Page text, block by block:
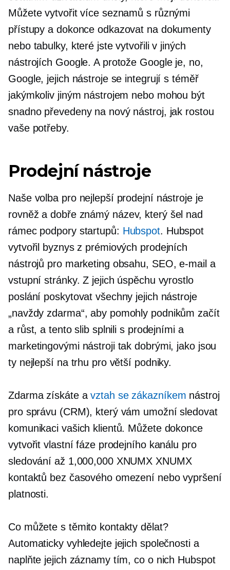
Můžete vytvořit více seznamů s různými
přístupy a dokonce odkazovat na dokumenty
nebo tabulky, které jste vytvořili v jiných
nástrojích Google. A protože Google je, no,
Google, jejich nástroje se integrují s téměř
jakýmkoliv jiným nástrojem nebo mohou být
snadno převedeny na nový nástroj, jak rostou
vaše potřeby.
Prodejní nástroje
Naše volba pro nejlepší prodejní nástroje je
rovněž adobře známý název, který šel nad
rámec podpory startupů: Hubspot. Hubspot
vytvořil byznys z prémiových prodejních
nástrojů pro marketing obsahu, SEO, e-mail a
vstupní stránky. Z jejich úspěchu vyrostlo
poslání poskytovat všechny jejich nástroje
„navždy zdarma“, aby pomohly podnikům začít
a růst, a tento slib splnili s prodejními a
marketingovými nástroji tak dobrými, jako jsou
ty nejlepší na trhu pro větší podniky.
Zdarma získáte avztah se zákazníkem nástroj
pro správu (CRM), který vám umožní sledovat
komunikaci vašich klientů. Můžete dokonce
vytvořit vlastní fáze prodejního kanálu pro
sledování až 1,000,000 XNUMX XNUMX
kontaktů bez časového omezení nebo vypršení
platnosti.
Co můžete s těmito kontakty dělat?
Automaticky vyhledejte jejich společnosti a
naplňte jejich záznamy tím, co o nich Hubspot